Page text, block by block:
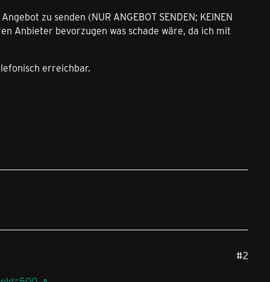
zu senden (NUR ANGEBOT SENDEN; KEINEN
Anbieter bevorzugen was schade wäre, da ich mit
erreichbar.
#2